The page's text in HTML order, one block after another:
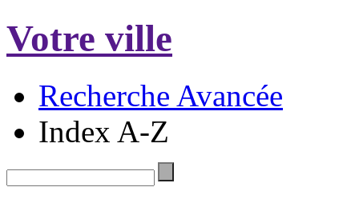
Votre ville
Recherche Avancée
Index A-Z